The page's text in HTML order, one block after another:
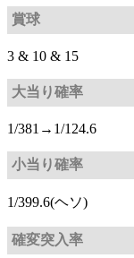
賞球
3 & 10 & 15
大当り確率
1/381→1/124.6
小当り確率
1/399.6(ヘソ)
確変突入率